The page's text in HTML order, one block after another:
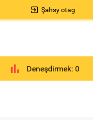
Şahsy otag
Deneşdirmek: 0